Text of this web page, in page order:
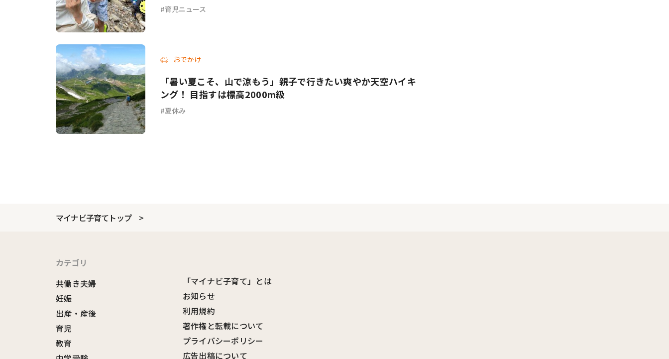
育児ニュース
おでかけ
「暑い夏こそ、山で涼もう」親子で行きたい爽やか天空ハイキ
ング！ 目指すは標高2000m級
夏休み
マイナビ子育てトップ
カテゴリ
共働き夫婦
妊娠
出産・産後
育児
教育
「マイナビ子育て」とは
お知らせ
利用規約
著作権と転載について
プライバシーポリシー
広告出稿について